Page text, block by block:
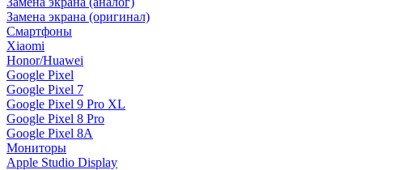
Замена экрана (оригинал)
Смартфоны
Xiaomi
Honor/Huawei
Google Pixel
Google Pixel 7
Google Pixel 9 Pro XL
Google Pixel 8 Pro
Google Pixel 8A
Мониторы
Apple Studio Display